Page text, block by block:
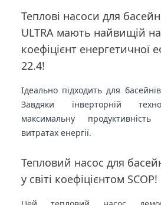
Теплові насоси для
ULTRA мають найвищій
коефіцієнт енергетичної
22.4!
Ідеально підходить для
Завдяки інверторній
максимальну
витратах енергії.
Тепловий насос для
у світі коефіцієнтом SCOP!